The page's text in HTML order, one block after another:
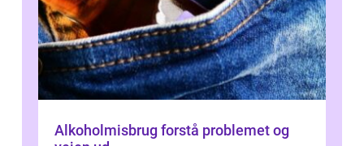
Alkoholmisbrug forstå problemet og